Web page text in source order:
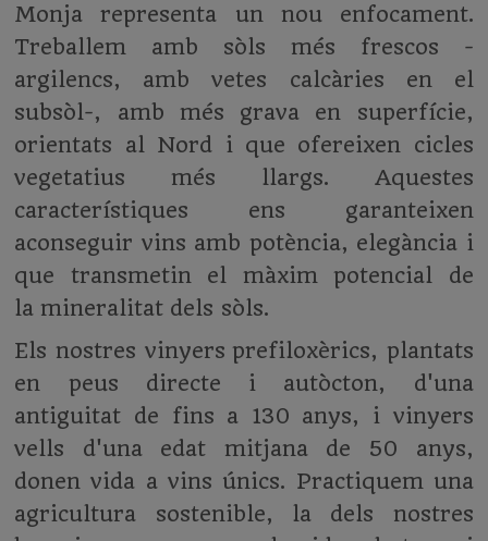
Monja representa un nou enfocament.
Treballem amb sòls més frescos -
argilencs, amb vetes calcàries en el
subsòl-, amb més grava en superfície,
orientats al Nord i que ofereixen cicles
vegetatius més llargs. Aquestes
característiques ens garanteixen
aconseguir vins amb potència, elegància i
que transmetin el màxim potencial de
la mineralitat dels sòls.
Els nostres vinyers prefiloxèrics, plantats
en peus directe i autòcton, d'una
antiguitat de fins a 130 anys, i vinyers
vells d'una edat mitjana de 50 anys,
donen vida a vins únics. Practiquem una
agricultura sostenible, la dels nostres